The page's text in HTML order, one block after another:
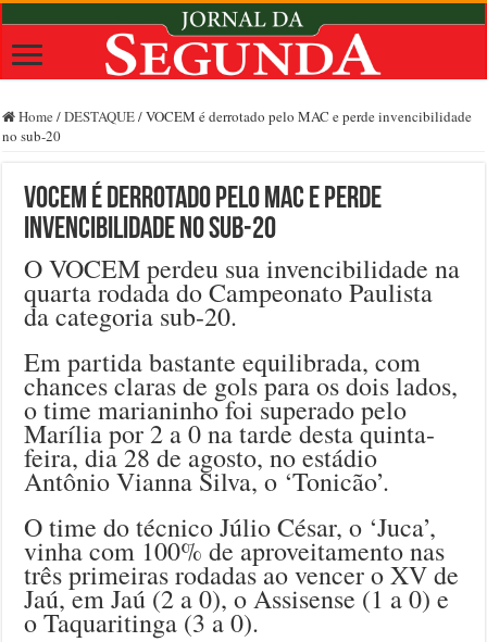
Home /DESTAQUE/VOCEM é derrotado pelo MAC e perde invencibilidade
no sub-20
VOCEM é derrotado pelo MAC e perde
invencibilidade no sub-20
O VOCEM perdeu sua invencibilidade na
quarta rodada do Campeonato Paulista
da categoria sub-20.
Em partida bastante equilibrada, com
chances claras de gols para os dois lados,
o time marianinho foi superado pelo
Marília por 2 a 0 na tarde desta quinta-
feira, dia 28 de agosto, no estádio
Antônio Vianna Silva, o ‘Tonicão’.
O time do técnico Júlio César, o ‘Juca’,
vinha com 100% de aproveitamento nas
três primeiras rodadas ao vencer o XV de
Jaú, em Jaú (2 a 0), o Assisense (1 a 0) e
o Taquaritinga (3 a 0).